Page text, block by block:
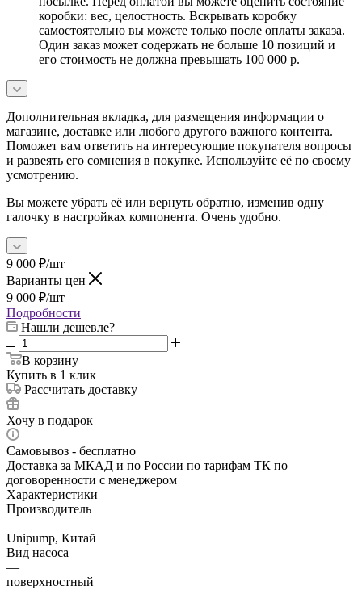
коробки: вес, целостность. Вскрывать коробку
самостоятельно вы можете только после оплаты заказа.
Один заказ может содержать не больше 10 позиций и
его стоимость не должна превышать 100 000 р.
Дополнительная вкладка, для размещения информации о
магазине, доставке или любого другого важного контента.
Поможет вам ответить на интересующие покупателя вопросы
и развеять его сомнения в покупке. Используйте её по своему
усмотрению.
Вы можете убрать её или вернуть обратно, изменив одну
галочку в настройках компонента. Очень удобно.
9 000 ₽/шт
Варианты цен
9 000 ₽/шт
Подробности
Нашли дешевле?
В корзину
Купить в 1 клик
Рассчитать доставку
Хочу в подарок
Самовывоз - бесплатно
Доставка за МКАД и по России по тарифам ТК по
договоренности с менеджером
Характеристики
Производитель
—
Unipump, Китай
Вид насоса
—
поверхностный